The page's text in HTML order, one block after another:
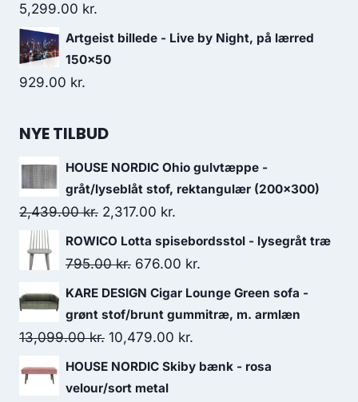
5,299.00 kr.
Artgeist billede - Live by Night, på lærred
150x50
929.00 kr.
NYE TILBUD
HOUSE NORDIC Ohio gulvtæppe -
gråt/lyseblåt stof, rektangulær (200x300)
2,439.00kr. 2,317.00 kr.
ROWICO Lotta spisebordsstol - lysegråt træ
795.00kr. 676.00 kr.
KARE DESIGN Cigar Lounge Green sofa -
grønt stof/brunt gummitræ, m. armlæn
13,099.00kr. 10,479.00 kr.
HOUSE NORDIC Skiby bænk - rosa
velour/sort metal